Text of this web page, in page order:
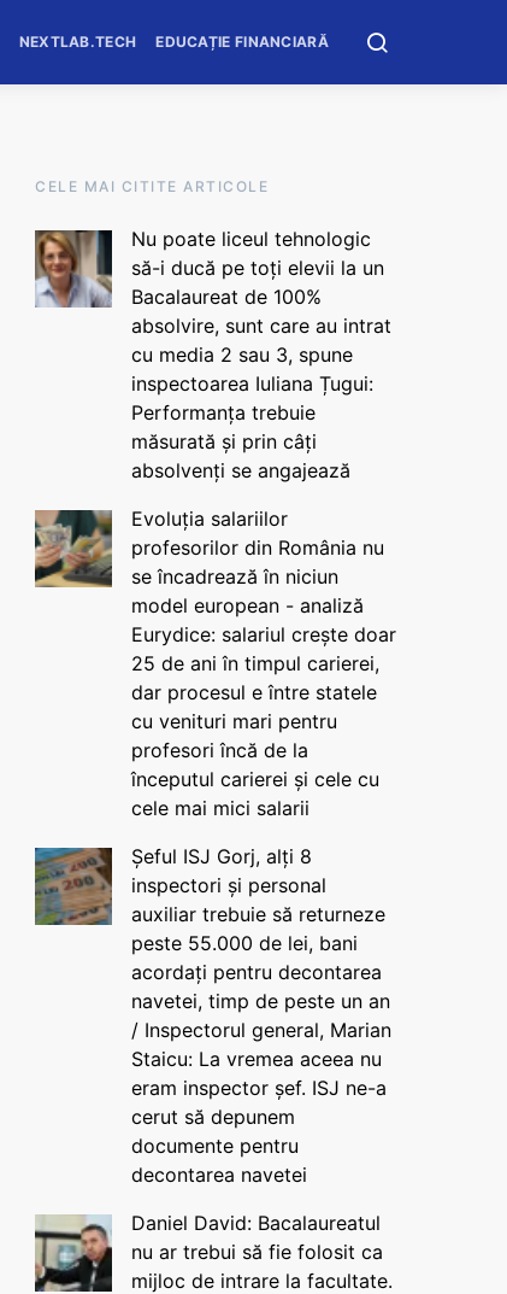
NEXTLAB.TECH EDUCAȚIE FINANCIARĂ
CELE MAI CITITE ARTICOLE
Nu poate liceul tehnologic
să-i ducă pe toți elevii la un
Bacalaureat de 100%
absolvire, sunt care au intrat
cu media 2 sau 3, spune
inspectoarea Iuliana Țugui:
Performanța trebuie
măsurată și prin câți
absolvenți se angajează
Evoluția salariilor
profesorilor din România nu
se încadrează în niciun
model european - analiză
Eurydice: salariul crește doar
25 de ani în timpul carierei,
dar procesul e între statele
cu venituri mari pentru
profesori încă de la
începutul carierei și cele cu
cele mai mici salarii
Șeful ISJ Gorj, alți 8
inspectori și personal
auxiliar trebuie să returneze
peste 55.000 de lei, bani
acordați pentru decontarea
navetei, timp de peste un an
/ Inspectorul general, Marian
Staicu: La vremea aceea nu
eram inspector șef. ISJ ne-a
cerut să depunem
documente pentru
decontarea navetei
Daniel David: Bacalaureatul
nu ar trebui să fie folosit ca
mijloc de intrare la facultate.